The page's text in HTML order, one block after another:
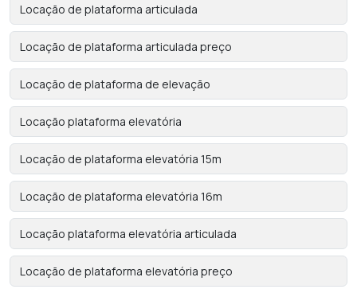
Locação de plataforma articulada
Locação de plataforma articulada preço
Locação de plataforma de elevação
Locação plataforma elevatória
Locação de plataforma elevatória 15m
Locação de plataforma elevatória 16m
Locação plataforma elevatória articulada
Locação de plataforma elevatória preço